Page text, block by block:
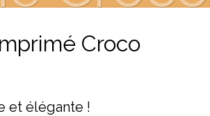
Croco
et élégante !